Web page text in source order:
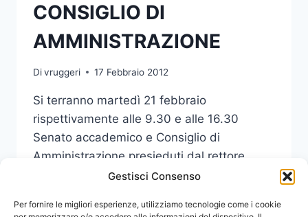
Gestisci Consenso
Per fornire le migliori esperienze, utilizziamo tecnologie come i cookie
CONSIGLIO DI
AMMINISTRAZIONE
Divruggeri 17 Febbraio 2012
Si terranno martedì 21 febbraio
rispettivamente alle 9.30 e alle 16.30
Senato accademico e Consiglio di
Amministrazione presieduti dal rettore,
prof. Francesco Tomasello.
LEGGI DI PIÙSENATO